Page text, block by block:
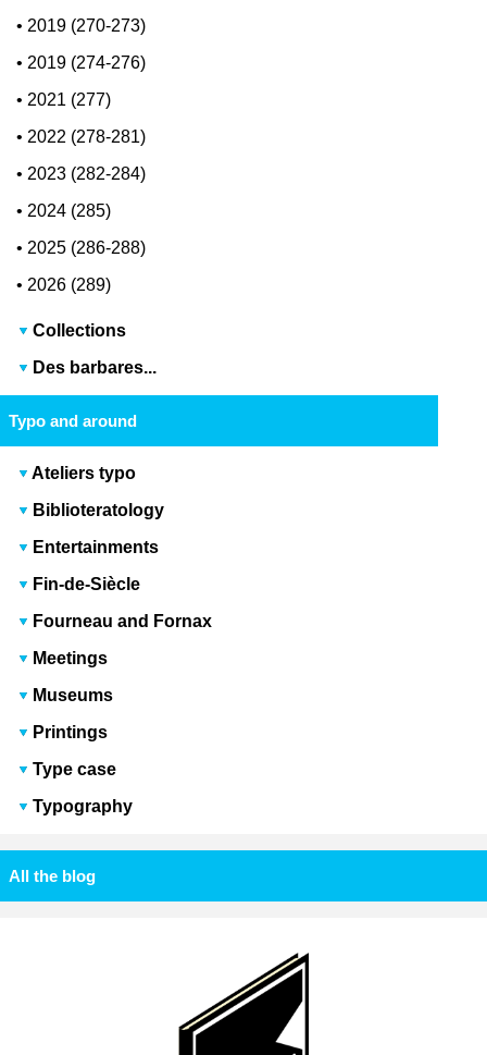
• 2019 (270-273)
• 2019 (274-276)
• 2021 (277)
• 2022 (278-281)
• 2023 (282-284)
• 2024 (285)
• 2025 (286-288)
• 2026 (289)
Collections
Des barbares...
Typo and around
Ateliers typo
Biblioteratology
Entertainments
Fin-de-Siècle
Fourneau and Fornax
Meetings
Museums
Printings
Type case
Typography
All the blog